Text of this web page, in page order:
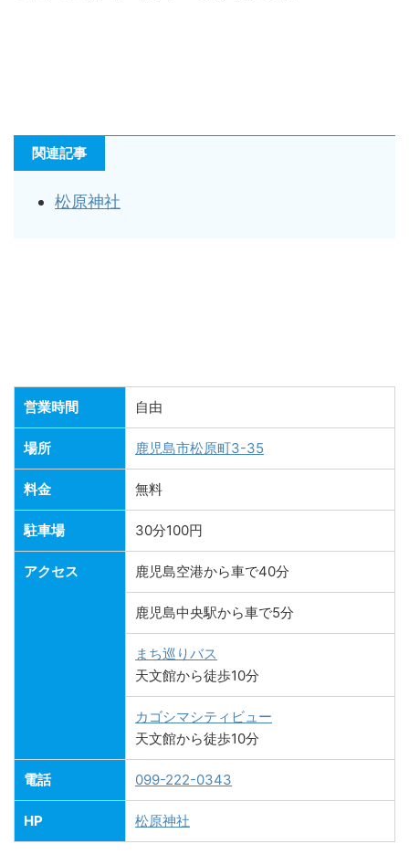
関連記事
松原神社
営業時間 自由
場所 鹿児島市松原町3-35
料金 無料
駐車場 30分100円
アクセス 鹿児島空港から車で40分
鹿児島中央駅から車で5分
まち巡りバス
天文館から徒歩10分
カゴシマシティビュー
天文館から徒歩10分
電話 099-222-0343
HP 松原神社